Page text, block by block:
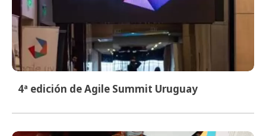
4ª edición de Agile Summit Uruguay